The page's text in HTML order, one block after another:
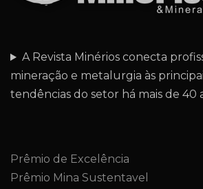
A Revista Minérios conecta
mineração e metalurgia às
tendências do setor há mais de 40
Prêmio de Excelência
Prêmio Mina Sustentavel